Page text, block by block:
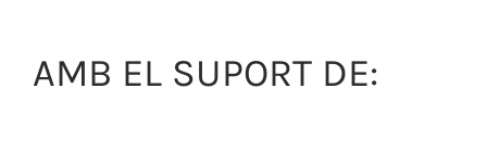
AMB EL SUPORT DE: